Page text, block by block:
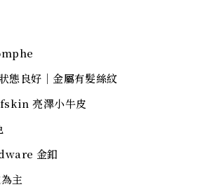
態良好｜金屬有髮絲紋
亮澤小牛皮
金釦
主